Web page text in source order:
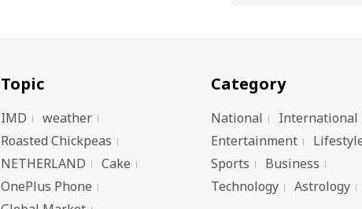
Topic
IMD
weather
Roasted Chickpeas
NETHERLAND
Cake
OnePlus Phone
Category
National
International
Entertainment
Sports
Business
Technology
Astrology